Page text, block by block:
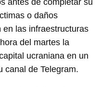
antes de completar su
o daños
en las infraestructuras
del martes la
ucraniana en un
canal de Telegram.